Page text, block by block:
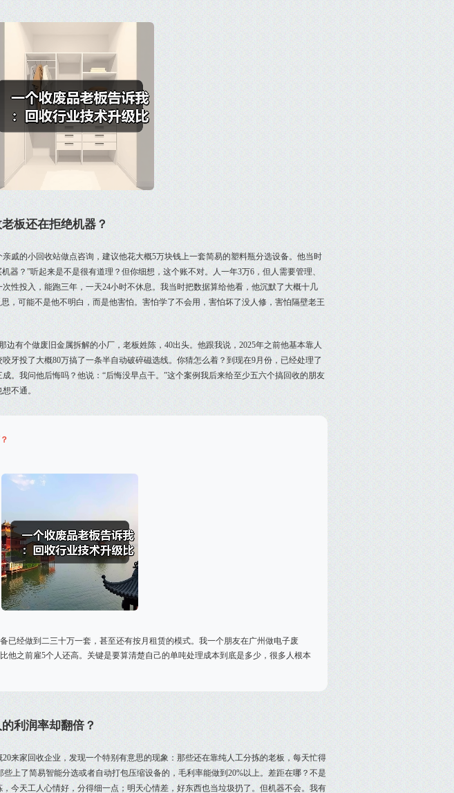
板还在拒绝机器？
戚的小回收站做点咨询，建议他花大概5万块钱上一套简易的塑料瓶分选设备。他当时
器？”听起来是不是很有道理？但你细想，这个账不对。人一年3万6，但人需要管理、
性投入，能跑三年，一天24小时不休息。我当时把数据算给他看，他沉默了大概十几
，可能不是他不明白，而是他害怕。害怕学了不会用，害怕坏了没人修，害怕隔壁老王
边有个做废旧金属拆解的小厂，老板姓陈，40出头。他跟我说，2025年之前他基本靠人
牙投了大概80万搞了一条半自动破碎磁选线。你猜怎么着？到现在9月份，已经处理了
。我问他后悔吗？他说：“后悔没早点干。”这个案例我后来给至少五六个搞回收的朋友
不通。
已经做到二三十万一套，甚至还有按月租赁的模式。我一个朋友在广州做电子废
他之前雇5个人还高。关键是要算清楚自己的单吨处理成本到底是多少，很多人根本
利润率却翻倍？
来家回收企业，发现一个特别有意思的现象：那些还在靠纯人工分拣的老板，每天忙得
上了简易智能分选或者自动打包压缩设备的，毛利率能做到20%以上。差距在哪？不是
，今天工人心情好，分得细一点；明天心情差，好东西也当垃圾扔了。但机器不会。我有